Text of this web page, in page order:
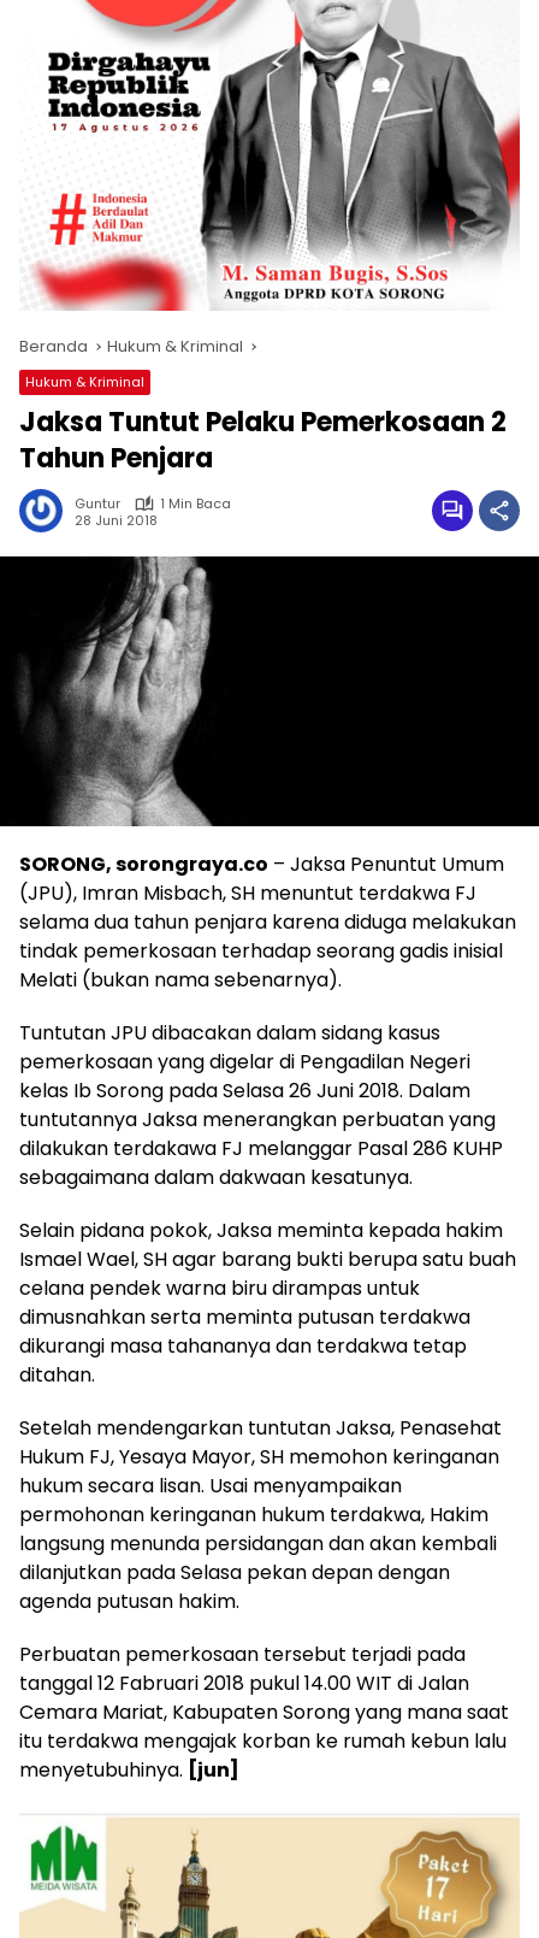
Beranda Hukum & Kriminal
Hukum & Kriminal
Jaksa Tuntut Pelaku Pemerkosaan 2
Tahun Penjara
Guntur
1 Min Baca
28 Juni 2018
SORONG, sorongraya.co – Jaksa Penuntut Umum
(JPU), Imran Misbach, SH menuntut terdakwa FJ
selama dua tahun penjara karena diduga melakukan
tindak pemerkosaan terhadap seorang gadis inisial
Melati (bukan nama sebenarnya).
Tuntutan JPU dibacakan dalam sidang kasus
pemerkosaan yang digelar di Pengadilan Negeri
kelas Ib Sorong pada Selasa 26 Juni 2018. Dalam
tuntutannya Jaksa menerangkan perbuatan yang
dilakukan terdakawa FJ melanggar Pasal 286 KUHP
sebagaimana dalam dakwaan kesatunya.
Selain pidana pokok, Jaksa meminta kepada hakim
Ismael Wael, SH agar barang bukti berupa satu buah
celana pendek warna biru dirampas untuk
dimusnahkan serta meminta putusan terdakwa
dikurangi masa tahananya dan terdakwa tetap
ditahan.
Setelah mendengarkan tuntutan Jaksa, Penasehat
Hukum FJ, Yesaya Mayor, SH memohon keringanan
hukum secara lisan. Usai menyampaikan
permohonan keringanan hukum terdakwa, Hakim
langsung menunda persidangan dan akan kembali
dilanjutkan pada Selasa pekan depan dengan
agenda putusan hakim.
Perbuatan pemerkosaan tersebut terjadi pada
tanggal 12 Fabruari 2018 pukul 14.00 WIT di Jalan
Cemara Mariat, Kabupaten Sorong yang mana saat
itu terdakwa mengajak korban ke rumah kebun lalu
menyetubuhinya. [jun]